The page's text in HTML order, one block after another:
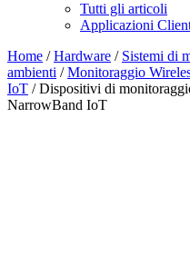
Tutti gli articoli
Applicazioni
Home /Hardware / Sistemi di
ambienti /Monitoraggio
IoT / Dispositivi di
NarrowBand IoT